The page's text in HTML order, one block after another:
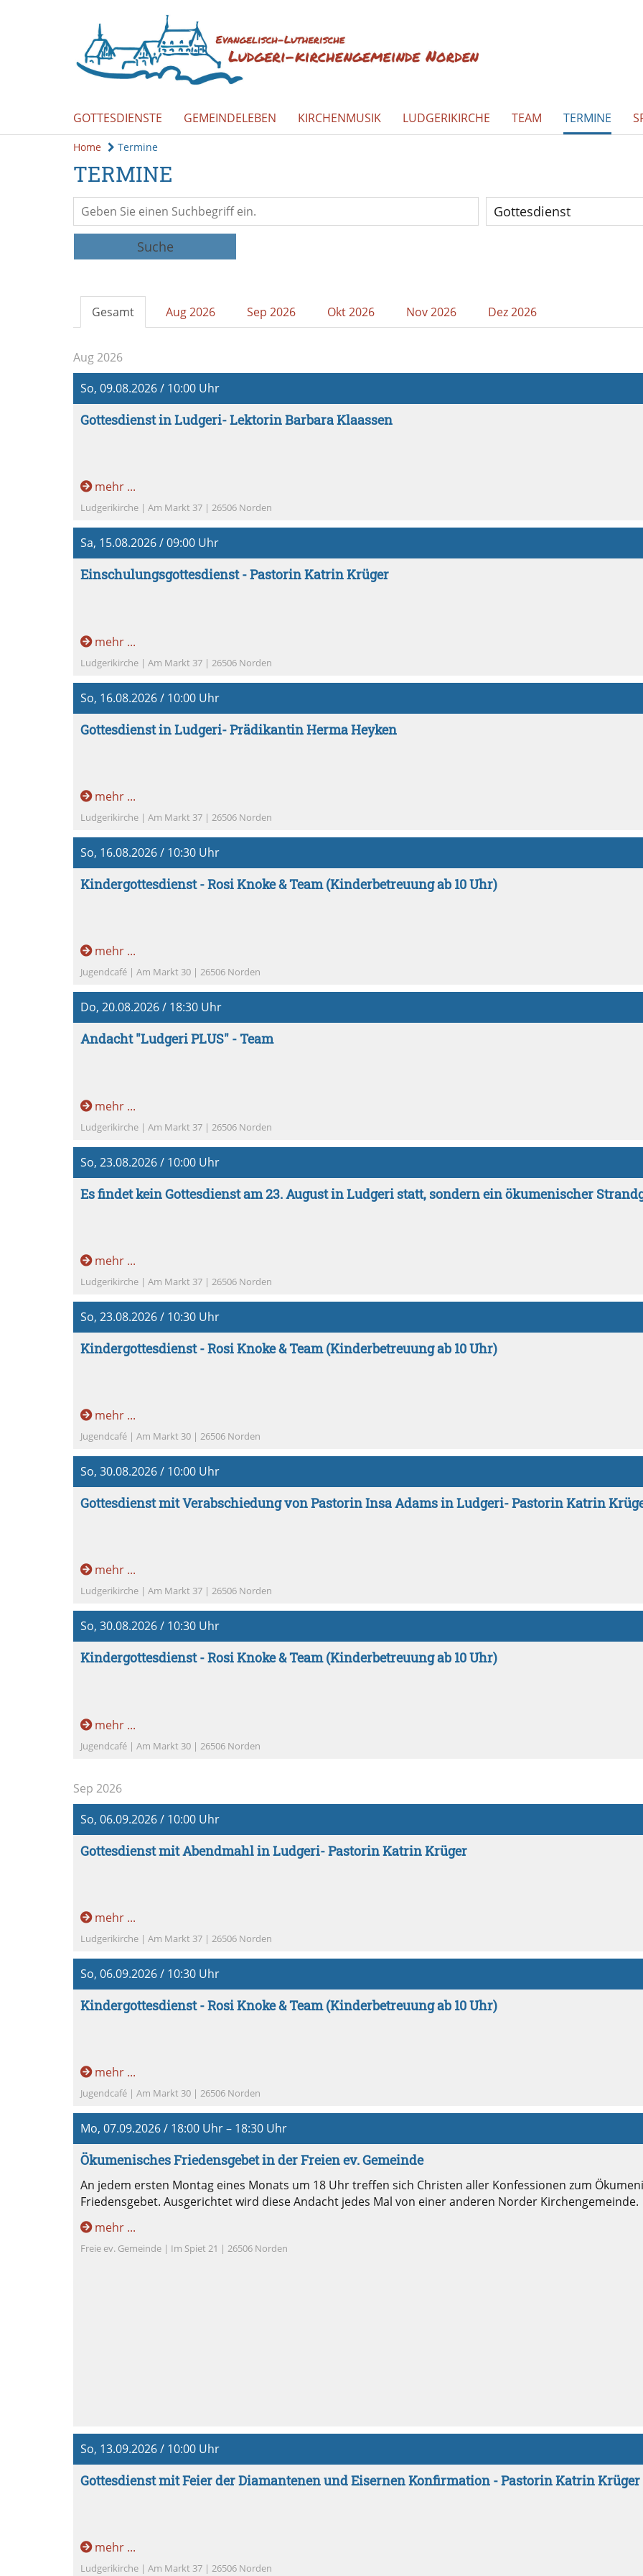
GOTTESDIENSTE GEMEINDELEBEN KIRCHENMUSIK LUDGERIKIRCHE TEAM TERMINE
Home Termine
TERMINE
Gottesdienst
Suche
Gesamt Aug 2026 Sep 2026 Okt 2026 Nov 2026 Dez 2026
Aug 2026
So, 09.08.2026 / 10:00 Uhr
Gottesdienst in Ludgeri- Lektorin Barbara Klaassen
mehr ...
Ludgerikirche | Am Markt 37 | 26506 Norden
Sa, 15.08.2026 / 09:00 Uhr
Einschulungsgottesdienst - Pastorin Katrin Krüger
mehr ...
Ludgerikirche | Am Markt 37 | 26506 Norden
So, 16.08.2026 / 10:00 Uhr
Gottesdienst in Ludgeri- Prädikantin Herma Heyken
mehr ...
Ludgerikirche | Am Markt 37 | 26506 Norden
So, 16.08.2026 / 10:30 Uhr
Kindergottesdienst - Rosi Knoke & Team (Kinderbetreuung ab 10 Uhr)
mehr ...
Jugendcafé | Am Markt 30 | 26506 Norden
Do, 20.08.2026 / 18:30 Uhr
Andacht "Ludgeri PLUS" - Team
mehr ...
Ludgerikirche | Am Markt 37 | 26506 Norden
So, 23.08.2026 / 10:00 Uhr
Es findet kein Gottesdienst am 23. August in Ludgeri statt, sondern ein ökumenischer
mehr ...
Ludgerikirche | Am Markt 37 | 26506 Norden
So, 23.08.2026 / 10:30 Uhr
Kindergottesdienst - Rosi Knoke & Team (Kinderbetreuung ab 10 Uhr)
mehr ...
Jugendcafé | Am Markt 30 | 26506 Norden
So, 30.08.2026 / 10:00 Uhr
Gottesdienst mit Verabschiedung von Pastorin Insa Adams in Ludgeri- Pastorin Katrin
mehr ...
Ludgerikirche | Am Markt 37 | 26506 Norden
So, 30.08.2026 / 10:30 Uhr
Kindergottesdienst - Rosi Knoke & Team (Kinderbetreuung ab 10 Uhr)
mehr ...
Jugendcafé | Am Markt 30 | 26506 Norden
Sep 2026
So, 06.09.2026 / 10:00 Uhr
Gottesdienst mit Abendmahl in Ludgeri- Pastorin Katrin Krüger
mehr ...
Ludgerikirche | Am Markt 37 | 26506 Norden
So, 06.09.2026 / 10:30 Uhr
Kindergottesdienst - Rosi Knoke & Team (Kinderbetreuung ab 10 Uhr)
mehr ...
Jugendcafé | Am Markt 30 | 26506 Norden
Mo, 07.09.2026 / 18:00 Uhr – 18:30 Uhr
Ökumenisches Friedensgebet in der Freien ev. Gemeinde
An jedem ersten Montag eines Monats um 18 Uhr treffen sich Christen aller Konfessionen zum
Friedensgebet. Ausgerichtet wird diese Andacht jedes Mal von einer anderen Norder Kirchengemeinde.
mehr ...
Freie ev. Gemeinde | Im Spiet 21 | 26506 Norden
So, 13.09.2026 / 10:00 Uhr
Gottesdienst mit Feier der Diamantenen und Eisernen Konfirmation - Pastorin Katrin Krüger
mehr ...
Ludgerikirche | Am Markt 37 | 26506 Norden